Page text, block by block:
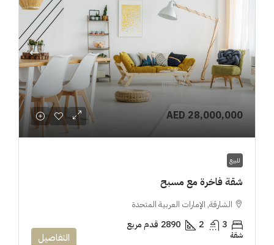
AED 28,000,000
للبيع
شقة فاخرة مع مسبح
الشارقة, الإمارات العربية المتحدة
3
2
2890 قدم مربع
شقة التفاصيل